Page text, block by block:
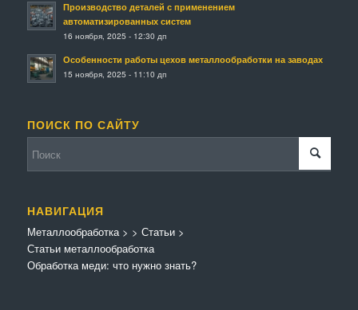
Производство деталей с применением
автоматизированных систем
16 ноября, 2025 - 12:30 дп
Особенности работы цехов металлообработки на заводах
15 ноября, 2025 - 11:10 дп
ПОИСК ПО САЙТУ
НАВИГАЦИЯ
Металлообработка>
Статьи металлообработка
> Статьи>
Обработка меди: что нужно знать?